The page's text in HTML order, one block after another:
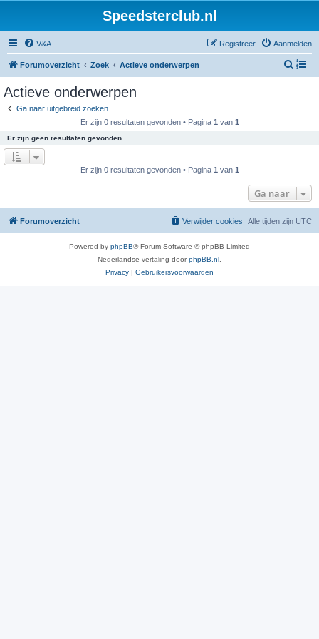
Speedsterclub.nl
V&A Aanmelden
Registreer
Forumoverzicht Zoek Actieve onderwerpen
Z
Actieve onderwerpen
Ga naar uitgebreid zoeken
Er zijn 0 resultaten gevonden • Pagina 1 van 1
Er zijn geen resultaten gevonden.
Er zijn 0 resultaten gevonden • Pagina 1 van 1
Ga naar
Forumoverzicht Alle tijden zijn UTC
Verwijder cookies
Powered by phpBB® Forum Software © phpBB Limited
Nederlandse vertaling doorphpBB.nl
Privacy | Gebruikersvoorwaarden